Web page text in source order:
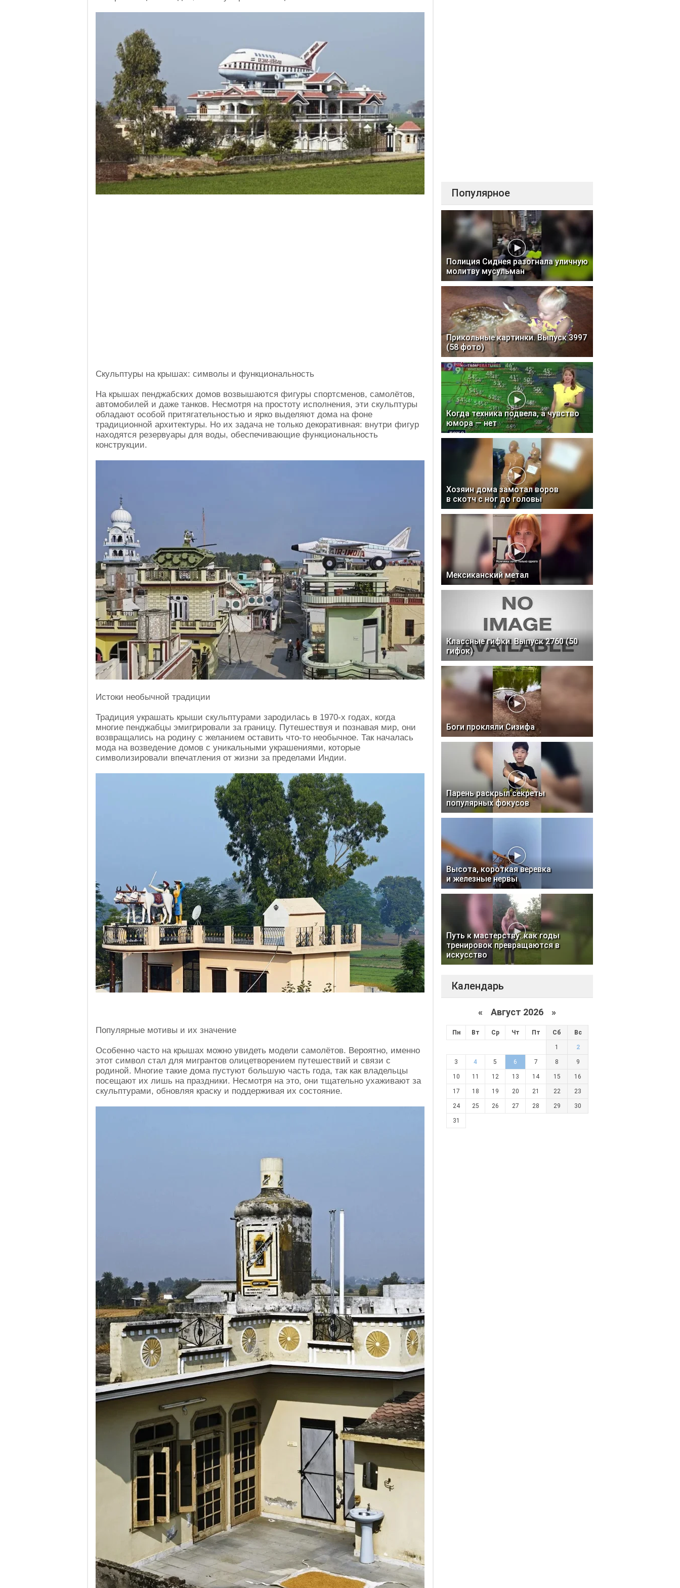
Скульптуры на крышах: символы и функциональность
На крышах пенджабских домов возвышаются фигуры спортсменов, самолётов,
автомобилей и даже танков. Несмотря на простоту исполнения, эти скульптуры
обладают особой притягательностью и ярко выделяют дома на фоне
традиционной архитектуры. Но их задача не только декоративная: внутри фигур
находятся резервуары для воды, обеспечивающие функциональность
конструкции.
Истоки необычной традиции
Традиция украшать крыши скульптурами зародилась в 1970-х годах, когда
многие пенджабцы эмигрировали за границу. Путешествуя и познавая мир, они
возвращались на родину с желанием оставить что-то необычное. Так началась
мода на возведение домов с уникальными украшениями, которые
символизировали впечатления от жизни за пределами Индии.
Популярные мотивы и их значение
Особенно часто на крышах можно увидеть модели самолётов. Вероятно, именно
этот символ стал для мигрантов олицетворением путешествий и связи с
родиной. Многие такие дома пустуют большую часть года, так как владельцы
посещают их лишь на праздники. Несмотря на это, они тщательно ухаживают за
скульптурами, обновляя краску и поддерживая их состояние.
Популярное
Полиция Сиднея разогнала уличную
молитву мусульман
Прикольные картинки. Выпуск 3997
(58 фото)
Когда техника подвела, а чувство
юмора — нет
Хозяин дома замотал воров
в скотч с ног до головы
Мексиканский метал
Классные гифки. Выпуск 2760 (50
гифок)
Боги прокляли Сизифа
Парень раскрыл секреты
популярных фокусов
Высота, короткая веревка
и железные нервы
Путь к мастерству: как годы
тренировок превращаются в
искусство
Календарь
« Август 2026 »
Пн Вт Ср Чт Пт Сб Вс
1 2
3 4 5 6 7 8 9
10 11 12 13 14 15 16
17 18 19 20 21 22 23
24 25 26 27 28 29 30
31